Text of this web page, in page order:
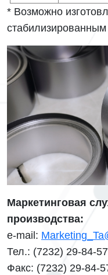
* Возможно
Маркетинговая
производства:
e-mail:
Тел.: (7232) 29-84-57
Факс: (7232) 29-84-